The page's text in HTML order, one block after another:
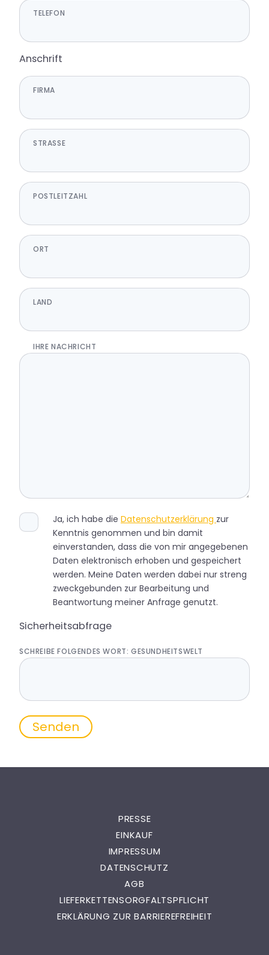
TELEFON
Anschrift
FIRMA
STRASSE
POSTLEITZAHL
ORT
LAND
IHRE NACHRICHT
Ja, ich habe die Datenschutzerklärung zur
Kenntnis genommen und bin damit
einverstanden, dass die von mir angegebenen
Daten elektronisch erhoben und gespeichert
werden. Meine Daten werden dabei nur streng
zweckgebunden zur Bearbeitung und
Beantwortung meiner Anfrage genutzt.
Sicherheitsabfrage
SCHREIBE FOLGENDES WORT: GESUNDHEITSWELT
PRESSE
EINKAUF
IMPRESSUM
DATENSCHUTZ
AGB
LIEFERKETTENSORGFALTSPFLICHT
ERKLÄRUNG ZUR BARRIEREFREIHEIT